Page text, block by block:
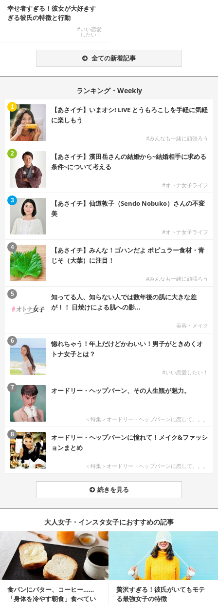
幸せ者すぎる！彼女が大好きす
ぎる彼氏の特徴と行動
#いい恋愛
したい！
全ての新着記事
ランキング・Weekly
【あさイチ】いまオシ! LIVE とうもろこしを手軽に気軽
に楽しもう
#みんなも一緒に頑張ろう
1
【あさイチ】濱田岳さんの結婚から~結婚相手に求める
条件~について考える
#オトナ女子ライフ
2
【あさイチ】仙道敦子（Sendo Nobuko）さんの不変
美
#オトナ女子ライフ
3
【あさイチ】みんな！ゴハンだよ ポピュラー食材・青
じそ（大葉）に注目！
#みんなも一緒に頑張ろう
4
知ってる人、知らない人では数年後の肌に大きな差
が！！ 日焼けによる肌への影...
美容・メイク
5
惚れちゃう！年上だけどかわいい！男子がときめくオ
トナ女子とは？
#いい恋愛したい！
6
オードリー・ヘップバーン、その人生観が魅力。
＜特集＞オードリー・ヘップバーンに恋して。。。
7
オードリー・ヘップバーンに憧れて！メイク&ファッシ
ョンまとめ
＜特集＞オードリー・ヘップバーンに恋して。。。
8
続きを見る
大人女子・インスタ女子におすすめの記事
食パンにバター、コーヒー……
「身体を冷やす朝食」食べてい
贅沢すぎる！彼氏がいてもモテ
る最強女子の特徴